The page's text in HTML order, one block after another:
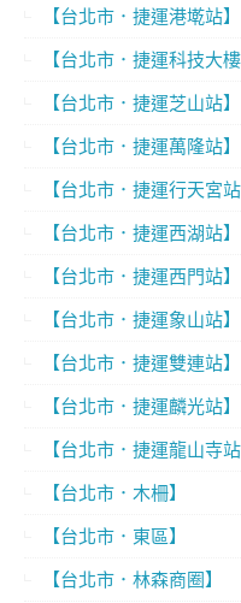
【台北市．捷運港墘站】
【台北市．捷運科技大樓
【台北市．捷運芝山站】
【台北市．捷運萬隆站】
【台北市．捷運行天宮站
【台北市．捷運西湖站】
【台北市．捷運西門站】
【台北市．捷運象山站】
【台北市．捷運雙連站】
【台北市．捷運麟光站】
【台北市．捷運龍山寺站
【台北市．木柵】
【台北市．東區】
【台北市．林森商圈】